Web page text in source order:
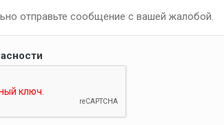
отправьте сообщение с вашей жалобой.